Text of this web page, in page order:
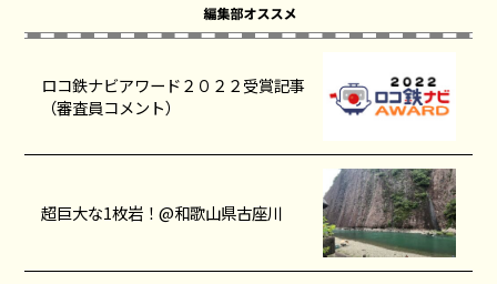
ロコ鉄ナビアワード２０２２受賞記事
（審査員コメント）
超巨大な1枚岩！@和歌山県古座川